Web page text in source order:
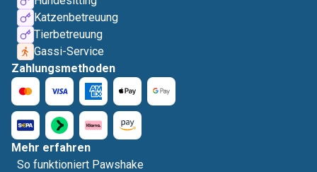
Katzenbetreuung
Tierbetreuung
Gassi-Service
Zahlungsmethoden
Mehr erfahren
So funktioniert Pawshake